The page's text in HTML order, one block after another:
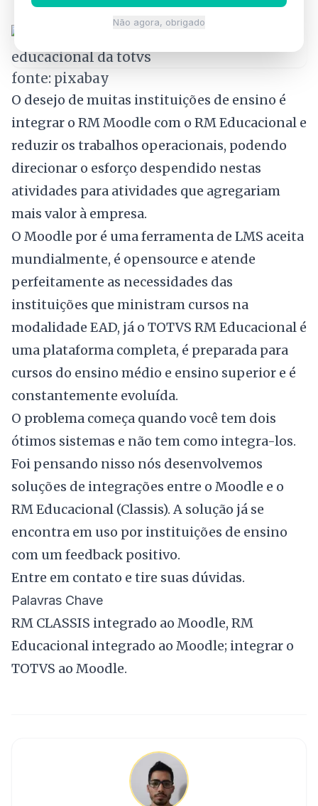
fonte: pixabay
O desejo de muitas instituições de ensino é
integrar o RM Moodle com o RM Educacional e
reduzir os trabalhos operacionais, podendo
direcionar o esforço despendido nestas
atividades para atividades que agregariam
mais valor à empresa.
O Moodle por é uma ferramenta de LMS aceita
mundialmente, é opensource e atende
perfeitamente as necessidades das
instituições que ministram cursos na
modalidade EAD, já o TOTVS RM Educacional é
uma plataforma completa, é preparada para
cursos do ensino médio e ensino superior e é
constantemente evoluída.
O problema começa quando você tem dois
ótimos sistemas e não tem como integra-los.
Foi pensando nisso nós desenvolvemos
soluções de integrações entre o Moodle e o
RM Educacional (Classis). A solução já se
encontra em uso por instituições de ensino
com um feedback positivo.
Entre em contato e tire suas dúvidas.
Palavras Chave
RM CLASSIS integrado ao Moodle, RM
Educacional integrado ao Moodle; integrar o
TOTVS ao Moodle.
Não agora, obrigado